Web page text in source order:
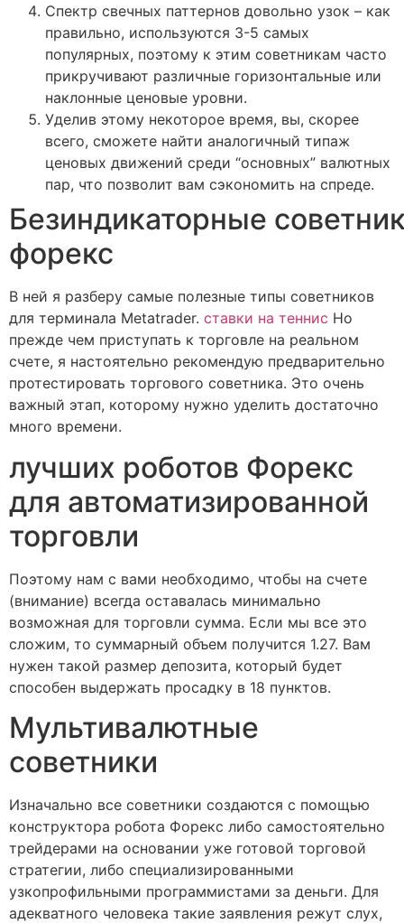
Спектр свечных паттернов довольно узок – как
правильно, используются 3-5 самых
популярных, поэтому к этим советникам часто
прикручивают различные горизонтальные или
наклонные ценовые уровни.
Уделив этому некоторое время, вы, скорее
всего, сможете найти аналогичный типаж
ценовых движений среди “основных” валютных
пар, что позволит вам сэкономить на спреде.
Безиндикаторные
форекс
В ней я разберу самые полезные типы советников
для терминала Metatrader. ставки на теннис Но
прежде чем приступать к торговле на реальном
счете, я настоятельно рекомендую предварительно
протестировать торгового советника. Это очень
важный этап, которому нужно уделить достаточно
много времени.
лучших роботов Форекс
для автоматизированной
торговли
Поэтому нам с вами необходимо, чтобы на счете
(внимание) всегда оставалась минимально
возможная для торговли сумма. Если мы все это
сложим, то суммарный объем получится 1.27. Вам
нужен такой размер депозита, который будет
способен выдержать просадку в 18 пунктов.
Мультивалютные
советники
Изначально все советники создаются с помощью
конструктора робота Форекс либо самостоятельно
трейдерами на основании уже готовой торговой
стратегии, либо специализированными
узкопрофильными программистами за деньги. Для
адекватного человека такие заявления режут слух,